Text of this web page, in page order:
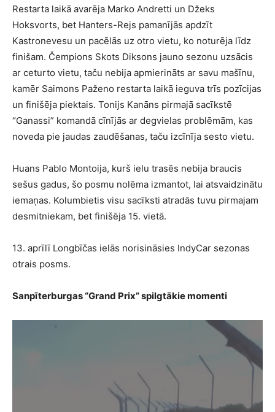
Restarta laikā avarēja Marko Andretti un Džeks
Hoksvorts, bet Hanters-Rejs pamanījās apdzīt
Kastronevesu un pacēlās uz otro vietu, ko noturēja līdz
finišam. Čempions Skots Diksons jauno sezonu uzsācis
ar ceturto vietu, taču nebija apmierināts ar savu mašīnu,
kamēr Saimons Paženo restarta laikā ieguva trīs pozīcijas
un finišēja piektais. Tonijs Kanāns pirmajā sacīkstē
“Ganassi” komandā cīnījās ar degvielas problēmām, kas
noveda pie jaudas zaudēšanas, taču izcīnīja sesto vietu.
Huans Pablo Montoija, kurš ielu trasēs nebija braucis
sešus gadus, šo posmu nolēma izmantot, lai atsvaidzinātu
iemaņas. Kolumbietis visu sacīksti atradās tuvu pirmajam
desmitniekam, bet finišēja 15. vietā.
13. aprīlī Longbīčas ielās norisināsies IndyCar sezonas
otrais posms.
Sanpīterburgas “Grand Prix” spilgtākie momenti